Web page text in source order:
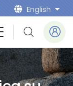
English List